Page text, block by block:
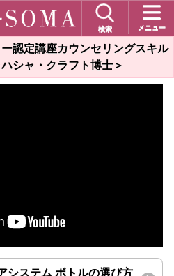
検索 メニュー
認定講座カウンセリングスキル
シャ・クラフト博士＞
システム ボトルの選び方